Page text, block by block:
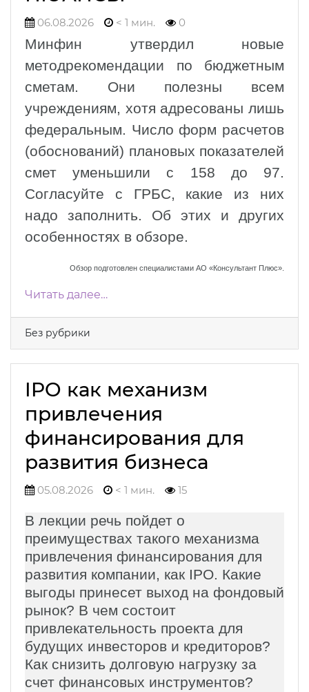
06.08.2026 < 1 мин. 0
Минфин утвердил новые
методрекомендации по бюджетным
сметам. Они полезны всем
учреждениям, хотя адресованы лишь
федеральным. Число форм расчетов
(обоснований) плановых показателей
смет уменьшили с 158 до 97.
Согласуйте с ГРБС, какие из них
надо заполнить. Об этих и других
особенностях в обзоре.
Обзор подготовлен специалистами АО «Консультант Плюс».
Читать далее…
Без рубрики
IPO как механизм
привлечения
финансирования для
развития бизнеса
05.08.2026 < 1 мин. 15
В лекции речь пойдет о
преимуществах такого механизма
привлечения финансирования для
развития компании, как IPO. Какие
выгоды принесет выход на фондовый
рынок? В чем состоит
привлекательность проекта для
будущих инвесторов и кредиторов?
Как снизить долговую нагрузку за
счет финансовых инструментов?